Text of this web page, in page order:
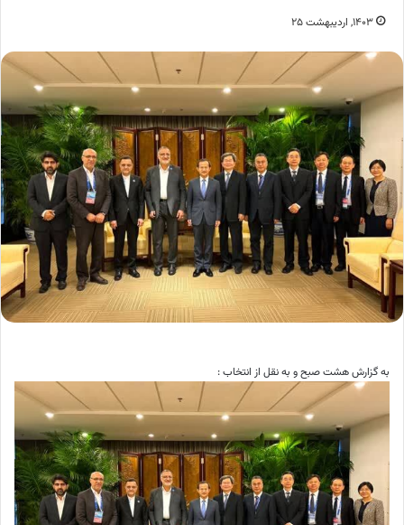
۱۴۰۳, اردیبهشت ۲۵
به گزارش هشت صبح و به نقل از انتخاب :